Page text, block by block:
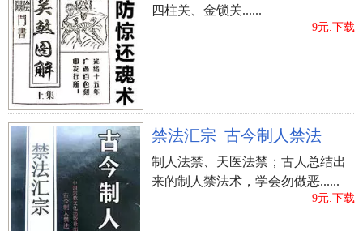
梦产下鬼形：文士梦此，主大魁天下。《梦林玄
解》
梦鬼驱雷电：凶，主凡事失意。《梦林玄解》
梦鬼入左腰腹内：大吉，大得遂志之兆。选举魁
甲，功名霸王，商贾万倍，胎孕公侯。《梦林玄
解》
梦到群鬼散走：大富贵，吉。《敦煌本梦书》
四柱关、金锁关......
9元.下载
禁法汇宗_古今制人禁法
制人法禁、天医法禁；古人总结出
来的制人禁法术，学会勿做恶......
9元.下载